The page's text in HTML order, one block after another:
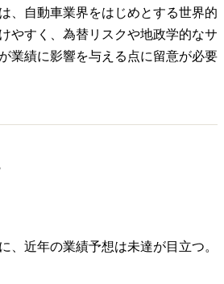
、自動車業界をはじめとする世界的
やすく、為替リスクや地政学的なサ
業績に影響を与える点に留意が必要
、近年の業績予想は未達が目立つ。